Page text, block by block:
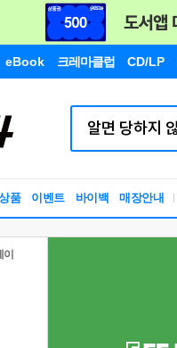
eBook 크레마클럽 CD/LP
품 이벤트 바이백 매장안내